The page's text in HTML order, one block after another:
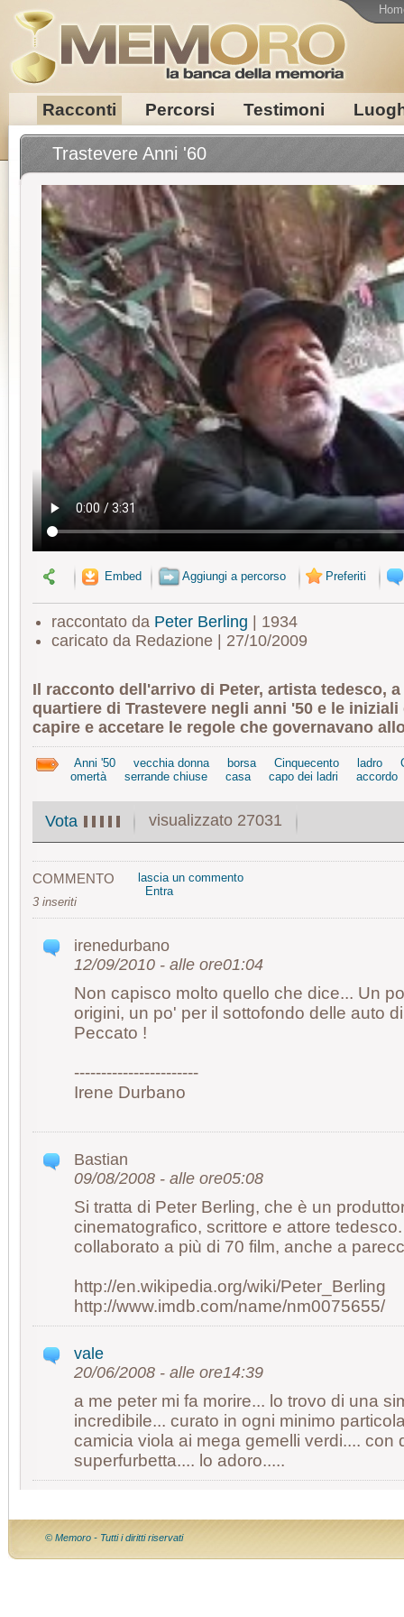
Racconti Percorsi Testimoni
Trastevere Anni '60
Embed Aggiungi a percorso Preferiti
raccontato da Peter Berling | 1934
caricato da Redazione | 27/10/2009
Il racconto dell'arrivo di Peter, artista tedesco, a
quartiere di Trastevere negli anni '50 e le
capire e accetare le regole che governavano
Anni '50 vecchia donna borsa Cinquecento ladro
omertà
serrande chiuse casa capo dei ladri accordo
Vota visualizzato 27031
COMMENTO
3 inseriti
lascia un commento
Entra
irenedurbano
12/09/2010 - alle ore01:04
Non capisco molto quello che dice... Un
origini, un po' per il sottofondo delle auto
Peccato !
-----------------------
Irene Durbano
Bastian
09/08/2008 - alle ore05:08
Si tratta di Peter Berling, che è un
cinematografico, scrittore e attore
collaborato a più di 70 film, anche a
http://en.wikipedia.org/wiki/Peter_Berling
http://www.imdb.com/name/nm0075655/
vale
20/06/2008 - alle ore14:39
a me peter mi fa morire... lo trovo di una
incredibile... curato in ogni minimo
camicia viola ai mega gemelli verdi.... con
superfurbetta.... lo adoro.....
© Memoro - Tutti i diritti riservati